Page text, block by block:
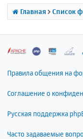
Главная Список
Правила общения на
Соглашение о
Русская поддержка
Часто задаваемые